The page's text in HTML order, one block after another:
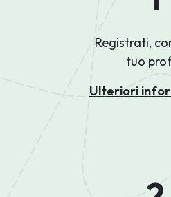
Registrati,
tuo
Ulteriori